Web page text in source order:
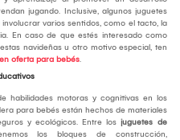
jugando. Inclusive, algunos juguetes
varios sentidos, como el tacto, la
En caso de que estés interesado como
navideñas u otro motivo especial, ten
oferta para bebés.
habilidades motoras y cognitivas en los
para bebés están hechos de materiales
y ecológicos. Entre los juguetes de
los bloques de construcción,